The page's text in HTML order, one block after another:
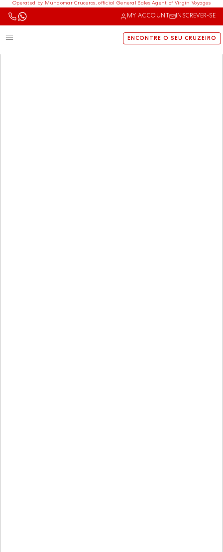
Operated by Mundomar Cruceros, official General Sales Agent of Virgin Voyages
MY ACCOUNT INSCREVER-SE
ENCONTRE O SEU CRUZEIRO